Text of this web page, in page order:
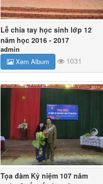
Lễ chia tay học sinh lớp 12
năm học 2016 - 2017
admin
Xem Album
1031
Tọa đàm Kỷ niệm 107 năm